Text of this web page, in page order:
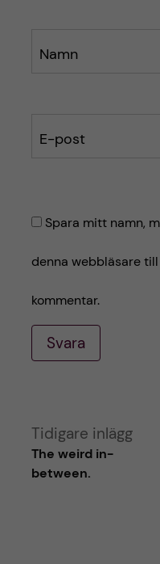
Namn
E-post
Spara mitt namn,
denna webbläsare
kommentar.
Svara
Tidigare inlägg
The weird in-
between.